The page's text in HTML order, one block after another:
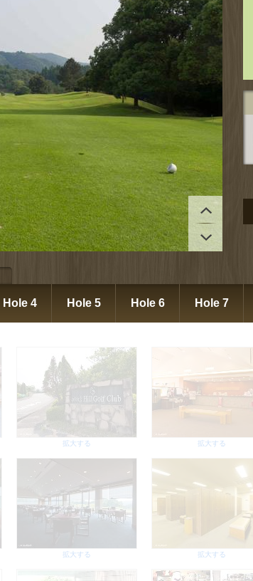
Hole 4 Hole 5 Hole 6 Hole 7
拡大する 拡大する
拡大する 拡大する
拡大する 拡大する
拡大する 拡大する